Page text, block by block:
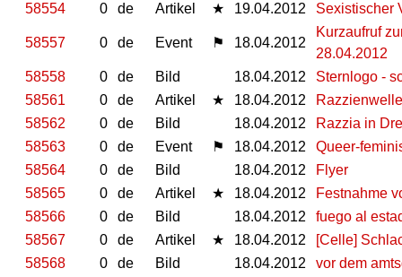
58554
0 de Artikel ★ 19.04.2012 Sexistischer
58557 0 de Event ⚑ 18.04.2012
Kurzaufruf
28.04.2012
58558
0 de Bild 18.04.2012
Sternlogo -
58561
0 de Artikel ★ 18.04.2012
58562
0 de Bild 18.04.2012
Razzia in
58563
0 de Event ⚑ 18.04.2012
Queer-
58564
0 de Bild 18.04.2012
Flyer
58565
0 de Artikel ★ 18.04.2012
Festnahme
58566
0 de Bild 18.04.2012
fuego al
58567
0 de Artikel ★ 18.04.2012
[Celle]
58568
0 de Bild 18.04.2012
vor dem